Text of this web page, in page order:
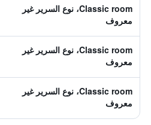
Classic room، نوع السرير غير
معروف
Classic room، نوع السرير غير
معروف
Classic room، نوع السرير غير
معروف